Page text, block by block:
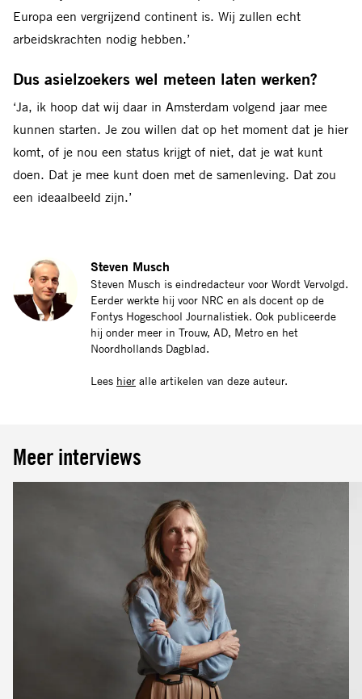
Europa een vergrijzend continent is. Wij zullen echt
arbeidskrachten nodig hebben.’
Dus asielzoekers wel meteen laten werken?
‘Ja, ik hoop dat wij daar in Amsterdam volgend jaar mee
kunnen starten. Je zou willen dat op het moment dat je hier
komt, of je nou een status krijgt of niet, dat je wat kunt
doen. Dat je mee kunt doen met de samenleving. Dat zou
een ideaalbeeld zijn.’
Steven Musch
Steven Musch is eindredacteur voor Wordt Vervolgd.
Eerder werkte hij voor NRC en als docent op de
Fontys Hogeschool Journalistiek. Ook publiceerde
hij onder meer in Trouw, AD, Metro en het
Noordhollands Dagblad.
Lees hier alle artikelen van deze auteur.
Meer interviews